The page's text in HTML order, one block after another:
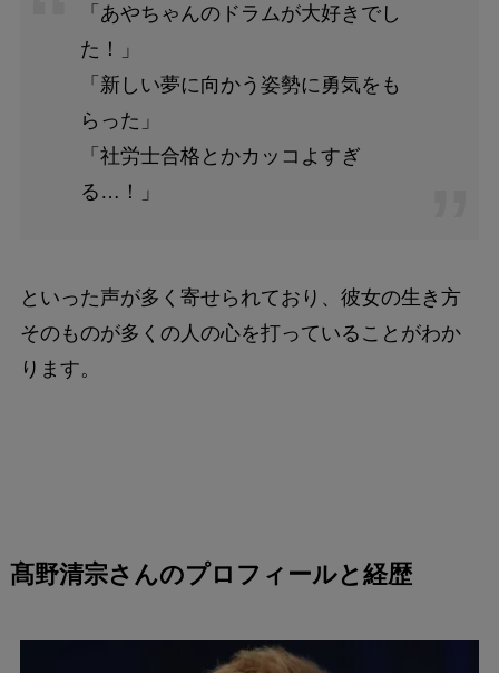
「あやちゃんのドラムが大好きでし
た！」
「新しい夢に向かう姿勢に勇気をも
らった」
「社労士合格とかカッコよすぎ
る…！」
といった声が多く寄せられており、彼女の生き方
そのものが多くの人の心を打っていることがわか
ります。
髙野清宗さんのプロフィールと経歴